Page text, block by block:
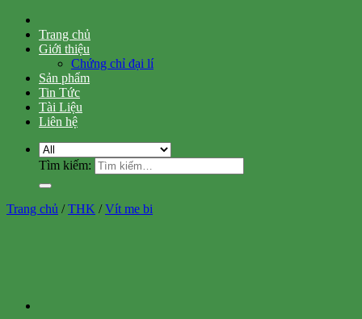
Trang chủ
Giới thiệu
Chứng chỉ đại lí
Sản phẩm
Tin Tức
Tài Liệu
Liên hệ
Tìm kiếm:
Trang chủ / THK / Vít me bi